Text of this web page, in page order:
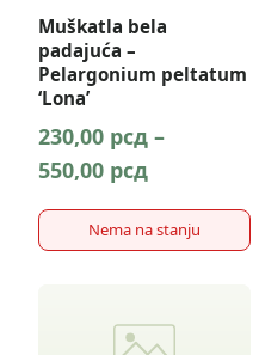
Muškatla bela
padajuća –
Pelargonium peltatum
‘Lona’
230,00 рсд –
550,00 рсд
od
550,00 рсд
Nema na stanju
Opcije
mogu
biti
izabrane
na
stranici
proizvod